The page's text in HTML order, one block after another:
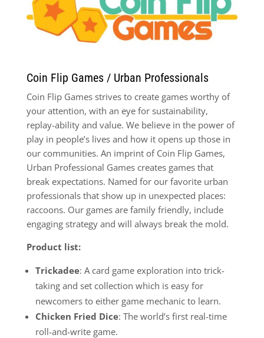
Coin Flip Games / Urban Professionals
Coin Flip Games strives to create games worthy of
your attention, with an eye for sustainability,
replay-ability and value. We believe in the power of
play in people’s lives and how it opens up those in
our communities. An imprint of Coin Flip Games,
Urban Professional Games creates games that
break expectations. Named for our favorite urban
professionals that show up in unexpected places:
raccoons. Our games are family friendly, include
engaging strategy and will always break the mold.
Product list:
Trickadee: A card game exploration into trick-
taking and set collection which is easy for
newcomers to either game mechanic to learn.
Chicken Fried Dice: The world’s first real-time
roll-and-write game.